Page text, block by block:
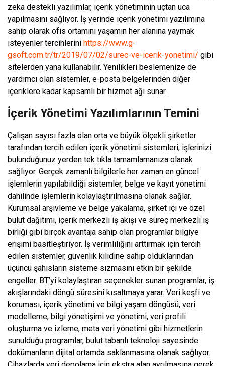
zeka destekli yazılımlar, içerik yönetiminin uçtan uca
yapılmasını sağlıyor. İş yerinde içerik yönetimi yazılımına
sahip olarak ofis ortamını yaşamın her alanına yaymak
isteyenler tercihlerini https://www.g-
gsoft.com.tr/tr/2019/07/02/surec-ve-icerik-yonetimi/ gibi
sitelerden yana kullanabilir. Yenilikleri beslemenize de
yardımcı olan sistemler, e-posta belgelerinden diğer
içeriklere kadar kapsamlı bir hizmet ağı sunar.
İçerik Yönetimi Yazılımlarının Temini
Çalışan sayısı fazla olan orta ve büyük ölçekli şirketler
tarafından tercih edilen içerik yönetimi sistemleri, işlerinizi
bulunduğunuz yerden tek tıkla tamamlamanıza olanak
sağlıyor. Gerçek zamanlı bilgilerle her zaman en güncel
işlemlerin yapılabildiği sistemler, belge ve kayıt yönetimi
dahilinde işlemlerin kolaylaştırılmasına olanak sağlar.
Kurumsal arşivleme ve belge yakalama, şirket içi ve özel
bulut dağıtımı, içerik merkezli iş akışı ve süreç merkezli iş
birliği gibi birçok avantaja sahip olan programlar bilgiye
erişimi basitleştiriyor. İş verimliliğini arttırmak için tercih
edilen sistemler, güvenlik kilidine sahip olduklarından
üçüncü şahısların sisteme sızmasını etkin bir şekilde
engeller. BT’yi kolaylaştıran seçenekler sunan programlar, iş
akışlarındaki döngü süresini kısaltmaya yarar. Veri keşfi ve
koruması, içerik yönetimi ve bilgi yaşam döngüsü, veri
modelleme, bilgi yönetişimi ve yönetimi, veri profili
oluşturma ve izleme, meta veri yönetimi gibi hizmetlerin
sunulduğu programlar, bulut tabanlı teknoloji sayesinde
dokümanların dijital ortamda saklanmasına olanak sağlıyor.